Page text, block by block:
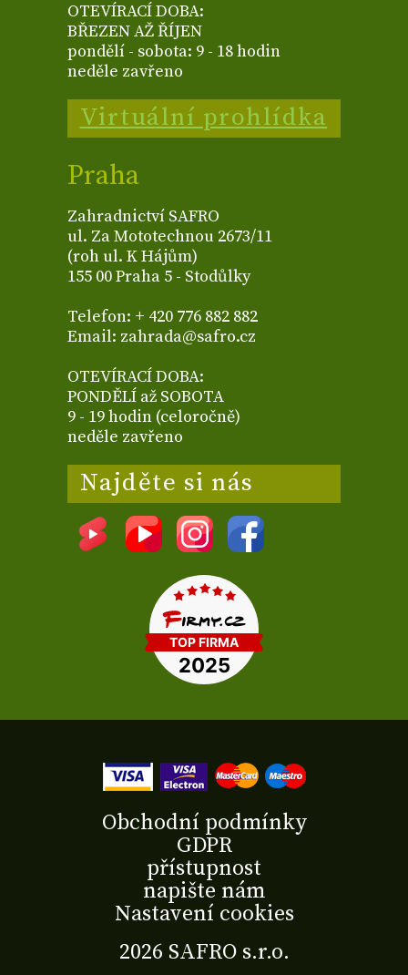
OTEVÍRACÍ DOBA:
BŘEZEN AŽ ŘÍJEN
pondělí - sobota: 9 - 18 hodin
neděle zavřeno
Virtuální prohlídka
Praha
Zahradnictví SAFRO
ul. Za Mototechnou 2673/11
(roh ul. K Hájům)
155 00 Praha 5 - Stodůlky
Telefon: + 420 776 882 882
Email: zahrada@safro.cz
OTEVÍRACÍ DOBA:
PONDĚLÍ až SOBOTA
9 - 19 hodin (celoročně)
neděle zavřeno
Najděte si nás
2026 SAFRO s.r.o.
Obchodní podmínky
GDPR
přístupnost
napište nám
Nastavení cookies